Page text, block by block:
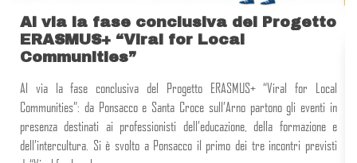
Al via la fase conclusiva del Progetto
ERASMUS+ “Viral for Local
Communities”
Al via la fase conclusiva del Progetto ERASMUS+ “Viral for Local
Communities”: da Ponsacco e Santa Croce sull’Arno partono gli eventi in
presenza destinati ai professionisti dell’educazione, della formazione e
dell’intercultura. Si è svolto a Ponsacco il primo dei tre incontri previsti